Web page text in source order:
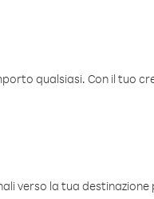
qualsiasi. Con il tuo
verso la tua